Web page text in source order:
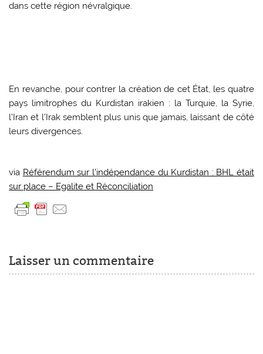
dans cette région névralgique.
En revanche, pour contrer la création de cet État, les quatre
pays limitrophes du Kurdistan irakien : la Turquie, la Syrie,
l’Iran et l’Irak semblent plus unis que jamais, laissant de côté
leurs divergences.
via Référendum sur l’indépendance du Kurdistan : BHL était
sur place – Egalite et Réconciliation
Laisser un commentaire